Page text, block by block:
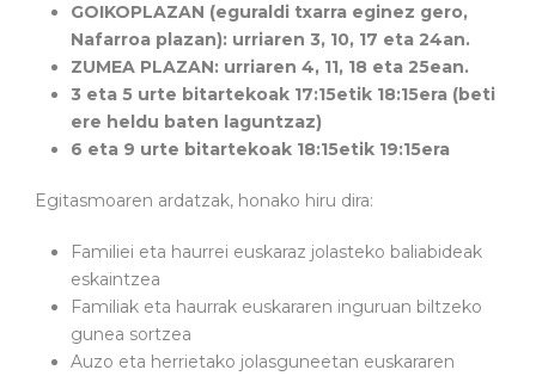
GOIKOPLAZAN (eguraldi txarra eginez gero,
Nafarroa plazan): urriaren 3, 10, 17 eta 24an.
ZUMEA PLAZAN: urriaren 4, 11, 18 eta 25ean.
3 eta 5 urte bitartekoak 17:15etik 18:15era (beti
ere heldu baten laguntzaz)
6 eta 9 urte bitartekoak 18:15etik 19:15era
Egitasmoaren ardatzak, honako hiru dira:
Familiei eta haurrei euskaraz jolasteko baliabideak
eskaintzea
Familiak eta haurrak euskararen inguruan biltzeko
gunea sortzea
Auzo eta herrietako jolasguneetan euskararen